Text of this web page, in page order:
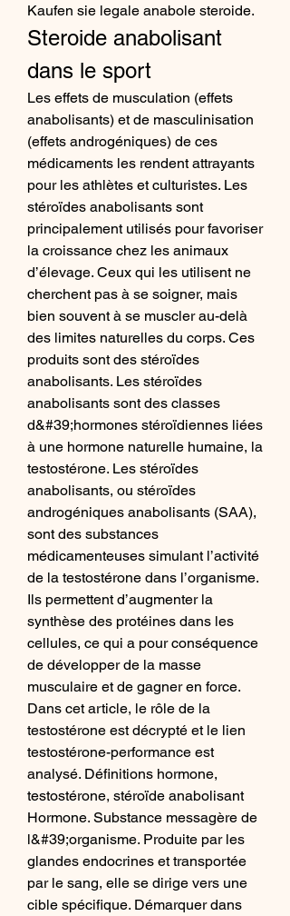
Kaufen sie legale anabole steroide.
Steroide anabolisant
dans le sport
Les effets de musculation (effets
anabolisants) et de masculinisation
(effets androgéniques) de ces
médicaments les rendent attrayants
pour les athlètes et culturistes. Les
stéroïdes anabolisants sont
principalement utilisés pour favoriser
la croissance chez les animaux
d’élevage. Ceux qui les utilisent ne
cherchent pas à se soigner, mais
bien souvent à se muscler au-delà
des limites naturelles du corps. Ces
produits sont des stéroïdes
anabolisants. Les stéroïdes
anabolisants sont des classes
d&#39;hormones stéroïdiennes liées
à une hormone naturelle humaine, la
testostérone. Les stéroïdes
anabolisants, ou stéroïdes
androgéniques anabolisants (SAA),
sont des substances
médicamenteuses simulant l’activité
de la testostérone dans l’organisme.
Ils permettent d’augmenter la
synthèse des protéines dans les
cellules, ce qui a pour conséquence
de développer de la masse
musculaire et de gagner en force.
Dans cet article, le rôle de la
testostérone est décrypté et le lien
testostérone-performance est
analysé. Définitions hormone,
testostérone, stéroïde anabolisant
Hormone. Substance messagère de
l&#39;organisme. Produite par les
glandes endocrines et transportée
par le sang, elle se dirige vers une
cible spécifique. Démarquer dans